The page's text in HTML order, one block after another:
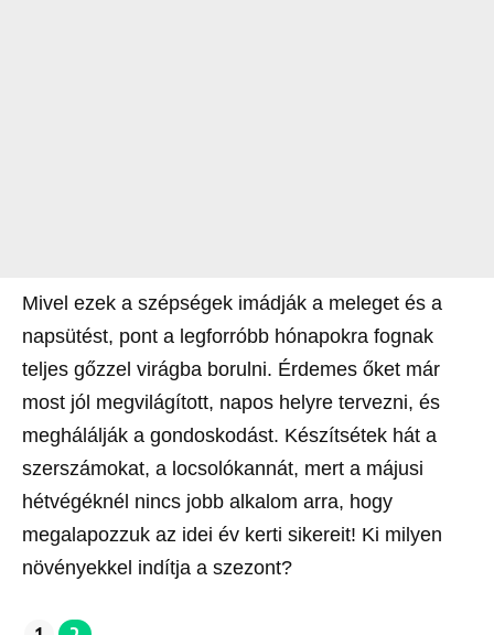
Mivel ezek a szépségek imádják a meleget és a
napsütést, pont a legforróbb hónapokra fognak
teljes gőzzel virágba borulni. Érdemes őket már
most jól megvilágított, napos helyre tervezni, és
meghálálják a gondoskodást. Készítsétek hát a
szerszámokat, a locsolókannát, mert a májusi
hétvégéknél nincs jobb alkalom arra, hogy
megalapozzuk az idei év kerti sikereit! Ki milyen
növényekkel indítja a szezont?